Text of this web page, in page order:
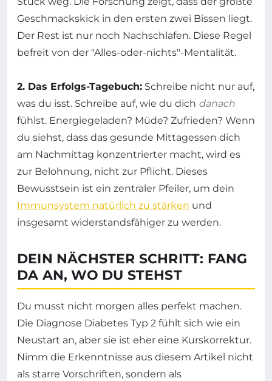
Geschmackskick in den ersten zwei Bissen liegt.
Der Rest ist nur noch Nachschlafen. Diese Regel
befreit von der "Alles-oder-nichts"-Mentalität.
2. Das Erfolgs-Tagebuch: Schreibe nicht nur auf,
was du isst. Schreibe auf, wie du dich danach
fühlst. Energiegeladen? Müde? Zufrieden? Wenn
du siehst, dass das gesunde Mittagessen dich
am Nachmittag konzentrierter macht, wird es
zur Belohnung, nicht zur Pflicht. Dieses
Bewusstsein ist ein zentraler Pfeiler, um dein
Immunsystem natürlich zu stärken und
insgesamt widerstandsfähiger zu werden.
DEIN NÄCHSTER SCHRITT: FANG
DA AN, WO DU STEHST
Du musst nicht morgen alles perfekt machen.
Die Diagnose Diabetes Typ 2 fühlt sich wie ein
Neustart an, aber sie ist eher eine Kurskorrektur.
Nimm die Erkenntnisse aus diesem Artikel nicht
als starre Vorschriften, sondern als